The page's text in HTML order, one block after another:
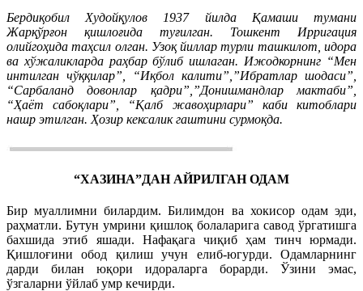
Бердиқобил Худойқулов 1937 йилда Қамаши тумани
Жарқўрғон қишлоғида туғилган. Тошкент Ирригация
олийгоҳида таҳсил олган. Узоқ йиллар турли ташкилот, идора
ва хўжаликларда раҳбар бўлиб ишлаган. Ижодкорнинг “Мен
интилган чўққилар”, “Иқбол калити”,”Ибратлар шодаси”,
“Сарбаланд довонлар қадри”,”Донишмандлар мактаби”,
“Ҳаёт сабоқлари”, “Қалб жавоҳирлари” каби китоблари
нашр этилган. Ҳозир кексалик гаштини сурмоқда.
“ХАЗИНА”ДАН АЙРИЛГАН ОДАМ
Бир муаллимни билардим. Билимдон ва хокисор одам эди,
раҳматли. Бутун умрини қишлоқ болаларига савод ўргатишга
бахшида этиб яшади. Нафақага чиқиб ҳам тинч юрмади.
Қишлоғини обод қилиш учун елиб-югурди. Одамларнинг
дарди билан юқори идораларга борарди. Ўзини эмас,
ўзгаларни ўйлаб умр кечирди.